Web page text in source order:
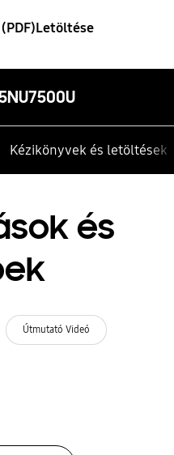
Kézikönyvek és letöltések
és
Útmutató Videó